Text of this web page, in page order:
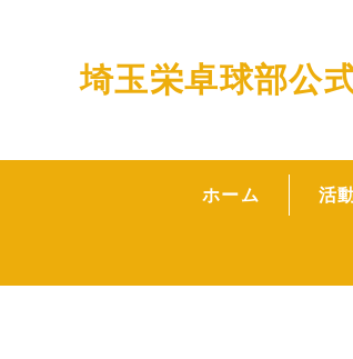
埼玉栄卓球部公
ホーム 活